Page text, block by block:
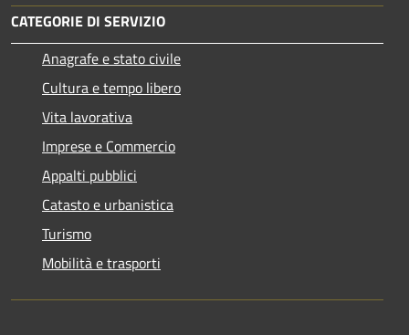
CATEGORIE DI SERVIZIO
Anagrafe e stato civile
Cultura e tempo libero
Vita lavorativa
Imprese e Commercio
Appalti pubblici
Catasto e urbanistica
Turismo
Mobilità e trasporti